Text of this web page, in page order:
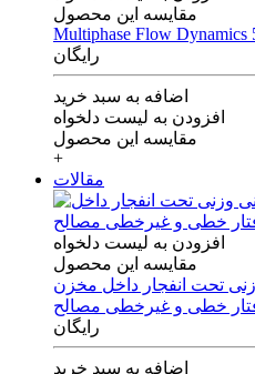
مقایسه این محصول
Multiphase Flow Dynamics
رایگان
اضافه به سبد خرید
افزودن به لیست دلخواه
مقایسه این محصول
+
مقالات
افزودن به لیست دلخواه
مقایسه این محصول
تحت انفجار داخل مخزن
خطی و غیرخطی مصالح
رایگان
اضافه به سبد خرید